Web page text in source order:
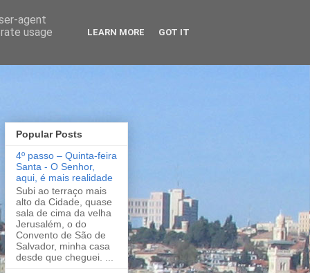
Popular Posts
4º passo – Quinta-feira
Santa - O Senhor,
aqui, é mais realidade
Subi ao terraço mais
alto da Cidade, quase
sala de cima da velha
Jerusalém, o do
Convento de São de
Salvador, minha casa
desde que cheguei. ...
agent
usage
LEARN MORE GOT IT